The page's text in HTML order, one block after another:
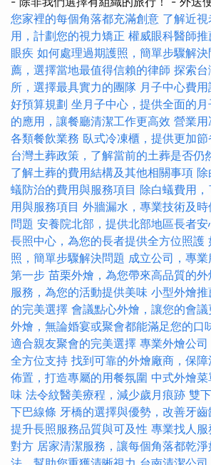
您家裡的每個角落都充滿創意 了解近
用，計劃您的視力矯正 權威眼科醫師
眼疾 如何處理過期護照，簡單步驟解決
薦，選擇當地最值得信賴的律師 探索台
所，選擇最具實力的團隊 月子中心費
好預算規劃 坐月子中心，提供全面的
的應用，讓餐廳清潔工作更高效 營業
各類餐飲業務 臥式冷凍櫃，提供更加
台灣土葬政策，了解當前的土葬是否仍
了解土葬的費用結構及其他相關事項
蟻防治的費用與服務項目 除白蟻費用
用與服務項目 外牆漏水，專業技術及
問題 安養院北部，提供北部地區長者
長照中心，為您的長者提供全方位照護
照，簡單步驟解決問題 成立公司，專
第一步 苗栗外燴，為您帶來高品質的外
服務，為您的活動提供美味 小型外燴
的完美選擇 會議點心外燴，讓您的會
外燴，無論婚宴或聚會都能滿足您的口
適合親友聚會的完美選擇 專業外燴公
全方位支持 找到可靠的外燴廠商，保
佈置，打造專屬的用餐氛圍 中式外燴
味 法令紋醫美療程，減少歲月痕跡 雙
下巴線條 牙橋的選擇與優勢，改善牙齒
提升長照服務品質與可及性 專業找人
對方 居家清潔服務，讓每個角落都乾